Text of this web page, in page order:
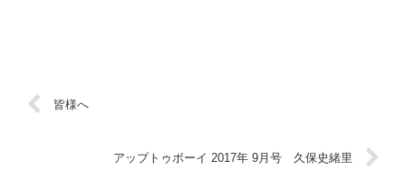
皆様へ
アップトゥボーイ 2017年 9月号 久保史緒里